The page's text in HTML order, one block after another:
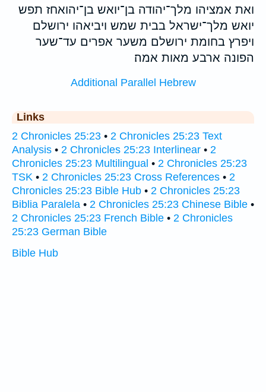
ואת אמציהו מלך־יהודה בן־יואש בן־יהואחז תפש
יואש מלך־ישראל בבית שמש ויביאהו ירושלם
ויפרץ בחומת ירושלם משער אפרים עד־שער
הפונה ארבע מאות אמה׃
Additional Parallel Hebrew
Links
2 Chronicles 25:23 • 2 Chronicles 25:23 Text
Analysis • 2 Chronicles 25:23 Interlinear • 2
Chronicles 25:23 Multilingual • 2 Chronicles 25:23
TSK • 2 Chronicles 25:23 Cross References • 2
Chronicles 25:23 Bible Hub • 2 Chronicles 25:23
Biblia Paralela • 2 Chronicles 25:23 Chinese Bible •
2 Chronicles 25:23 French Bible • 2 Chronicles
25:23 German Bible
Bible Hub